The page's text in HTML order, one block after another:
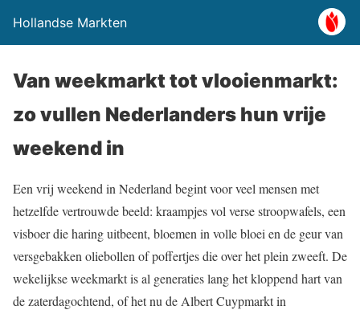
Hollandse Markten
Van weekmarkt tot vlooienmarkt:
zo vullen Nederlanders hun vrije
weekend in
Een vrij weekend in Nederland begint voor veel mensen met
hetzelfde vertrouwde beeld: kraampjes vol verse stroopwafels, een
visboer die haring uitbeent, bloemen in volle bloei en de geur van
versgebakken oliebollen of poffertjes die over het plein zweeft. De
wekelijkse weekmarkt is al generaties lang het kloppend hart van
de zaterdagochtend, of het nu de Albert Cuypmarkt in